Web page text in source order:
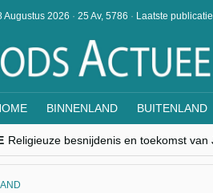
Augustus 2026 · 25 Av, 5786 · Laatste
BINNENLAND BUITENLAND
Religieuze besnijdenis en toekomst
“Besnijdenisdebat toont hoe moeilijk
CITYTRIP | ROEMENIË – Boekarest:
“Vandaag zit elke Jood in België op de